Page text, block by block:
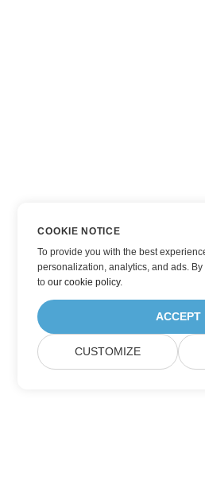
COOKIE NOTICE
To provide you with the best
personalization, analytics, and ads.
toour cookie policy.
ACCEPT
CUSTOMIZE